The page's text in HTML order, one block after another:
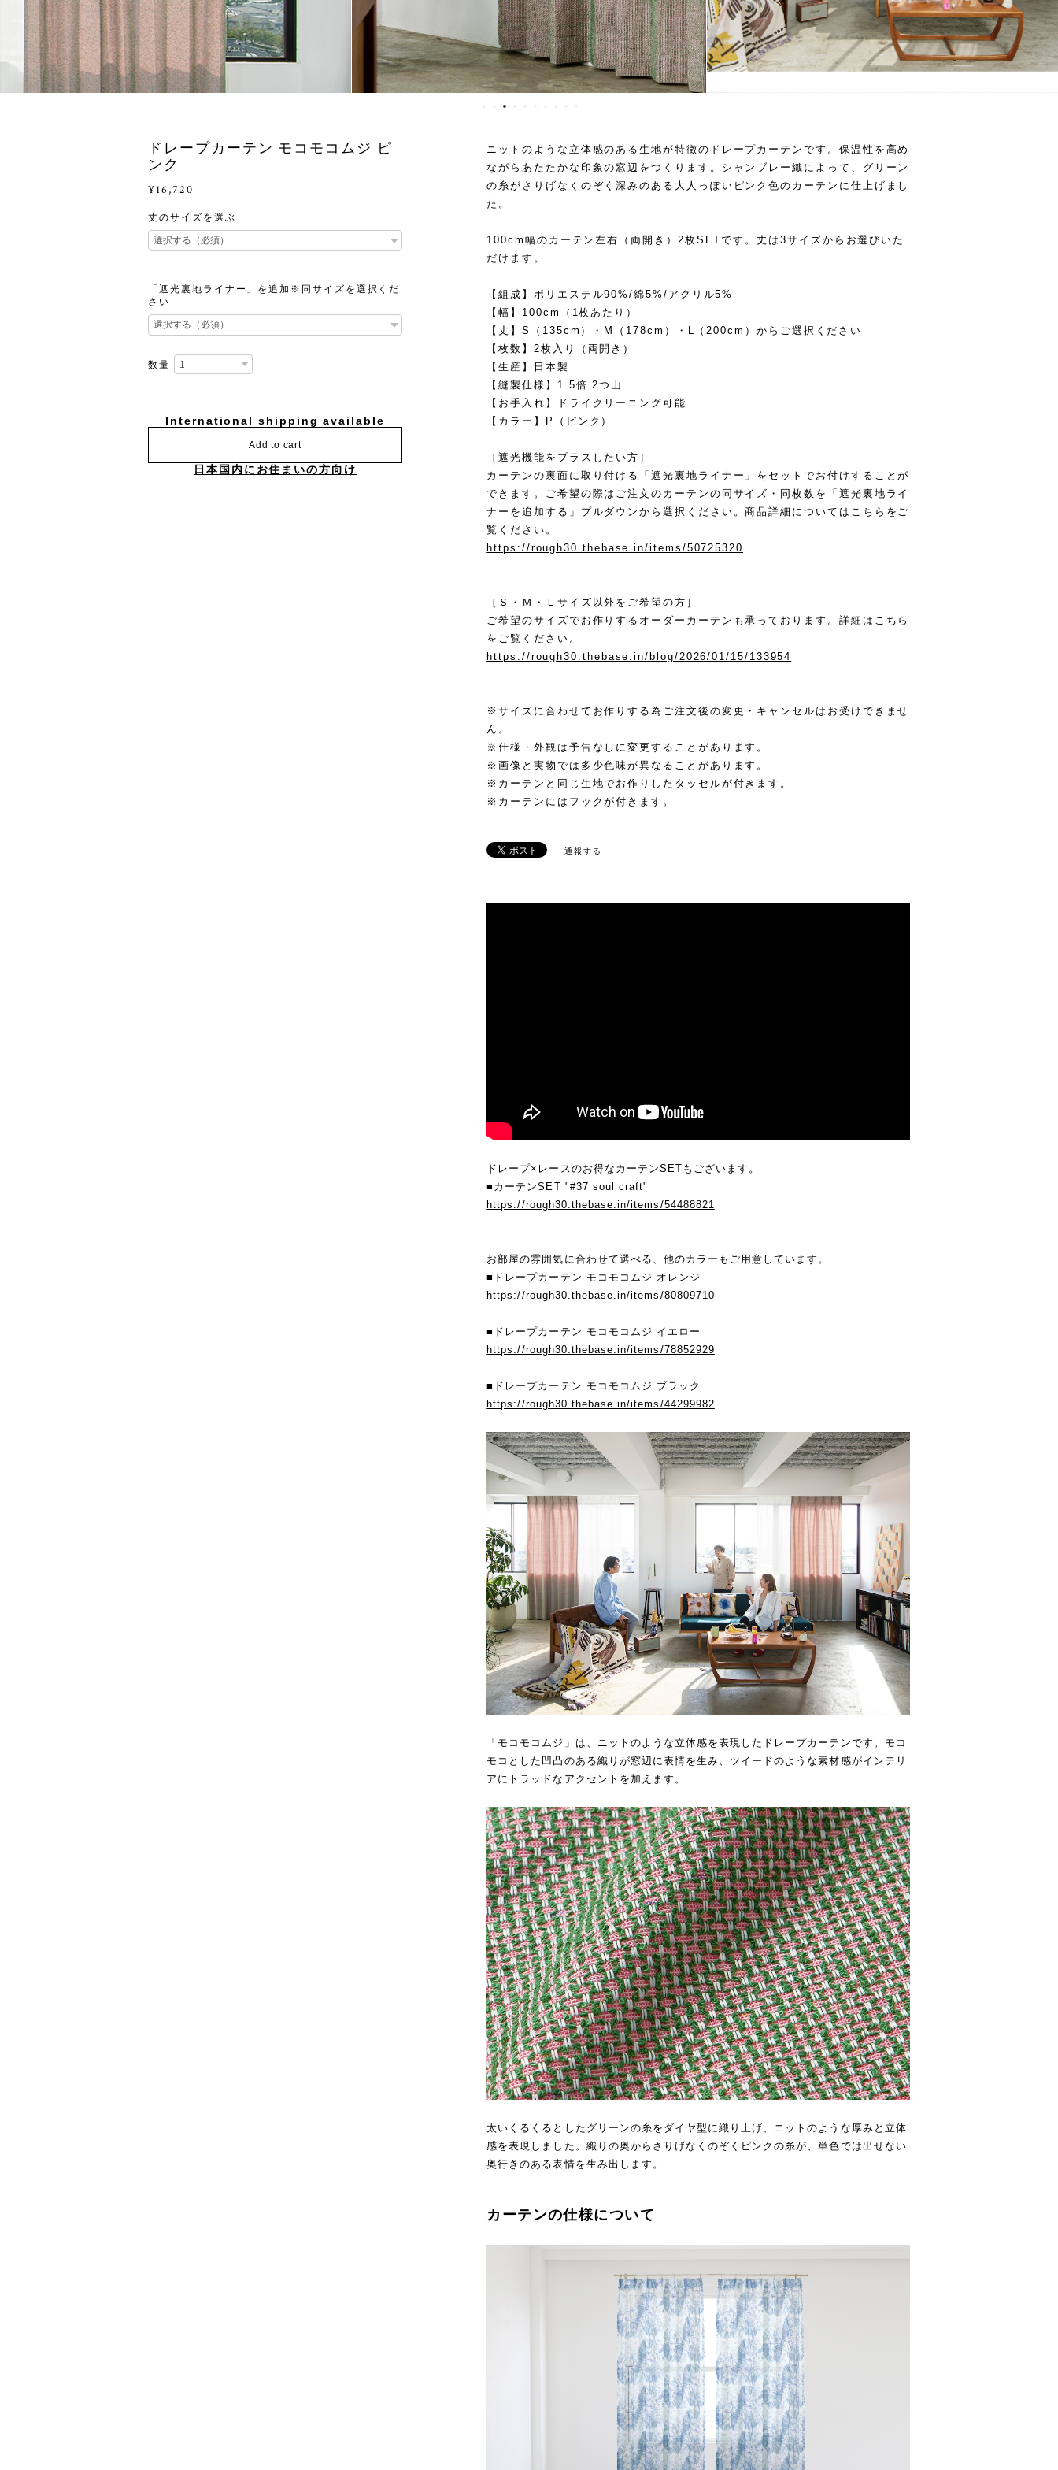
ドレープカーテン モコモコムジ ピ
ンク
¥16,720
丈のサイズを選ぶ
「遮光裏地ライナー」を追加※同サイズを選択くだ
さい
数量
International shipping available
Add to cart
日本国内にお住まいの方向け
ニットのような立体感のある生地が特徴のドレープカーテンです。保温性を高め
ながらあたたかな印象の窓辺をつくります。シャンブレー織によって、グリーン
の糸がさりげなくのぞく深みのある大人っぽいピンク色のカーテンに仕上げまし
た。
100cm幅のカーテン左右（両開き）2枚SETです。丈は3サイズからお選びいた
だけます。
【組成】ポリエステル90%/綿5%/アクリル5%
【幅】100cm（1枚あたり）
【丈】S（135cm）・M（178cm）・L（200cm）からご選択ください
【枚数】2枚入り（両開き）
【生産】日本製
【縫製仕様】1.5倍 2つ山
【お手入れ】ドライクリーニング可能
【カラー】P（ピンク）
［遮光機能をプラスしたい方］
カーテンの裏面に取り付ける「遮光裏地ライナー」をセットでお付けすることが
できます。ご希望の際はご注文のカーテンの同サイズ・同枚数を「遮光裏地ライ
ナーを追加する」プルダウンから選択ください。商品詳細についてはこちらをご
覧ください。
https://rough30.thebase.in/items/50725320
［Ｓ・Ｍ・Ｌサイズ以外をご希望の方］
ご希望のサイズでお作りするオーダーカーテンも承っております。詳細はこちら
をご覧ください。
https://rough30.thebase.in/blog/2026/01/15/133954
※サイズに合わせてお作りする為ご注文後の変更・キャンセルはお受けできませ
ん。
※仕様・外観は予告なしに変更することがあります。
※画像と実物では多少色味が異なることがあります。
※カーテンと同じ生地でお作りしたタッセルが付きます。
※カーテンにはフックが付きます。
通報する
ドレープ×レースのお得なカーテンSETもございます。
■カーテンSET "#37 soul craft"
https://rough30.thebase.in/items/54488821
お部屋の雰囲気に合わせて選べる、他のカラーもご用意しています。
■ドレープカーテン モコモコムジ オレンジ
https://rough30.thebase.in/items/80809710
■ドレープカーテン モコモコムジ イエロー
https://rough30.thebase.in/items/78852929
■ドレープカーテン モコモコムジ ブラック
https://rough30.thebase.in/items/44299982
「モコモコムジ」は、ニットのような立体感を表現したドレープカーテンです。モコ
モコとした凹凸のある織りが窓辺に表情を生み、ツイードのような素材感がインテリ
アにトラッドなアクセントを加えます。
太いくるくるとしたグリーンの糸をダイヤ型に織り上げ、ニットのような厚みと立体
感を表現しました。織りの奥からさりげなくのぞくピンクの糸が、単色では出せない
奥行きのある表情を生み出します。
カーテンの仕様について